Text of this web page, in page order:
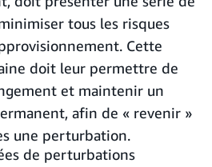
tous les risques
Cette
doit leur permettre de
et maintenir un
afin de « revenir »
une perturbation.
de perturbations